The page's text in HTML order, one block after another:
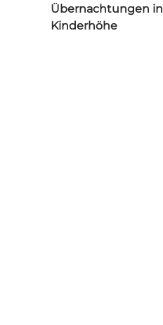
Übernachtungen in
Kinderhöhe